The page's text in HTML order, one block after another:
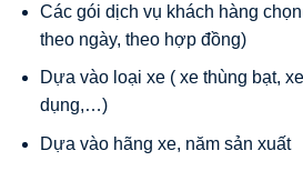
Các gói dịch vụ khách hàng
theo ngày, theo hợp đồng)
Dựa vào loại xe ( xe thùng bạt,
dụng,…)
Dựa vào hãng xe, năm sản xuất